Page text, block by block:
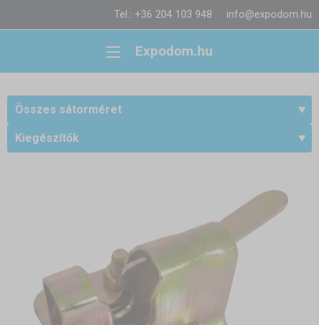
Tel.: +36 204 103 948 info@expodom.hu
Expodom.hu
Összes sátorméret
Kiegészítők